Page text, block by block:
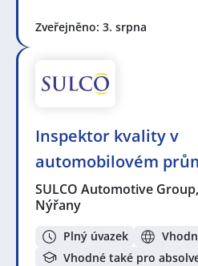
Zveřejněno: 3. srpna
Inspektor kvality v
automobilovém
SULCO Automotive
Nýřany
Plný úvazek
Vhodné také pro